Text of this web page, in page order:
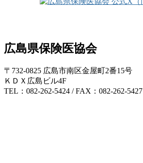
広島県保険医協会
〒732-0825 広島市南区金屋町2番15号
ＫＤＸ広島ビル4F
TEL：082-262-5424 / FAX：082-262-5427